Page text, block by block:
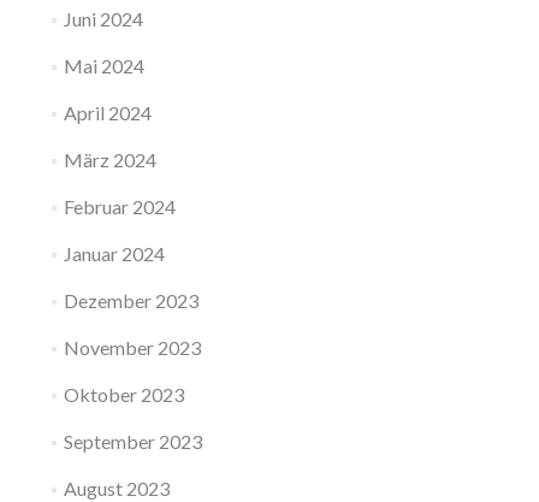
Juni 2024
Mai 2024
April 2024
März 2024
Februar 2024
Januar 2024
Dezember 2023
November 2023
Oktober 2023
September 2023
August 2023